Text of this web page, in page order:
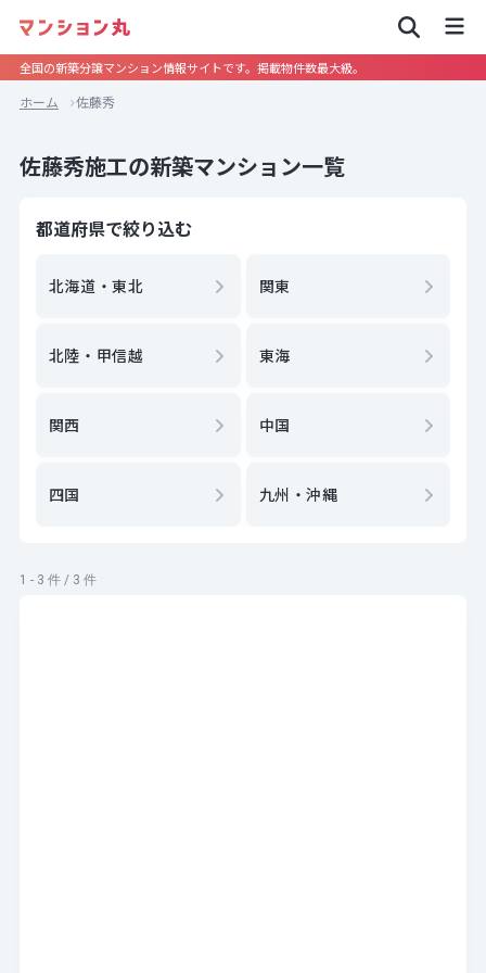
全国の新築分譲マンション情報サイトです。掲載物件数最大級。
ホーム 佐藤秀
佐藤秀施工の新築マンション一覧
都道府県で絞り込む
北海道・東北 関東
北陸・甲信越 東海
関西 中国
四国 九州・沖縄
1 - 3 件 / 3 件